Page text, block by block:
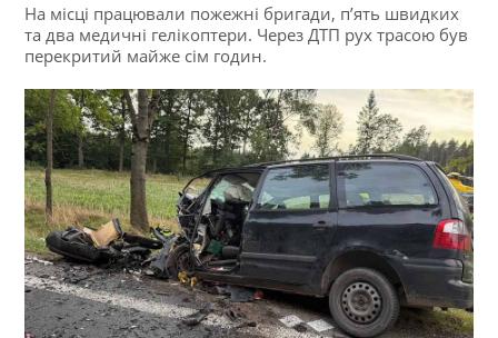
На місці працювали пожежні бригади, п’ять швидких
та два медичні гелікоптери. Через ДТП рух трасою був
перекритий майже сім годин.